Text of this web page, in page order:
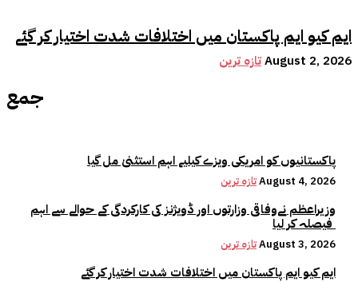
ایم کیو ایم پاکستان میں اختلافات شدت اختیار کر گئے
تازہ ترینAugust 2, 2026
جمع
پاکستانیوں کو امریکی ویزے کیلیے اہم استثنیٰ مل گیا
تازہ ترینAugust 4, 2026
وزیراعظم نےوفاقی وزارتوں اور ڈویژنز کی کارکردگی کے حوالے سے اہم
تازہ ترینAugust 3, 2026
ایم کیو ایم پاکستان میں اختلافات شدت اختیار کر گئے